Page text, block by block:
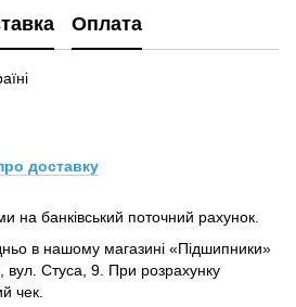
Оплата
доставку
на банківський поточний рахунок.
в нашому магазині «Підшипники»
Стуса, 9. При розрахунку
чек.